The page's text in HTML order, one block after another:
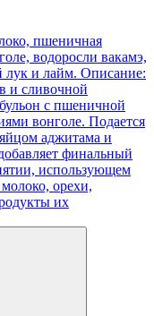
пшеничная
водоросли вакамэ,
лук и лайм. Описание:
и сливочной
с пшеничной
вонголе. Подается
аджитама и
финальный
использующем
орехи,
их